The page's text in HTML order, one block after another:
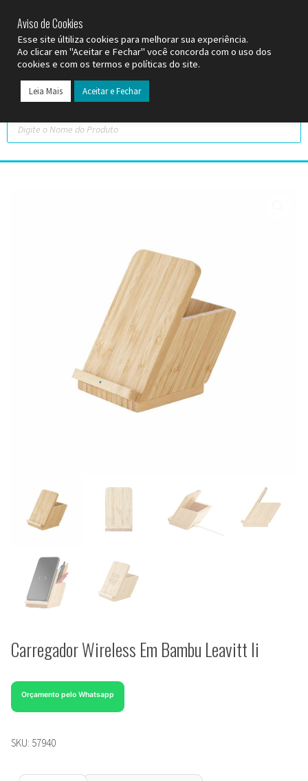
Carregador Wireless Em Bambu Leavitt Ii
Orçamento pelo Whatsapp
SKU: 57940
Aviso de Cookies
Esse site últiliza cookies para melhorar sua experiência.
Ao clicar em "Aceitar e Fechar" você concorda com o uso dos
cookies e com os termos e políticas do site.
Leia Mais Aceitar e Fechar